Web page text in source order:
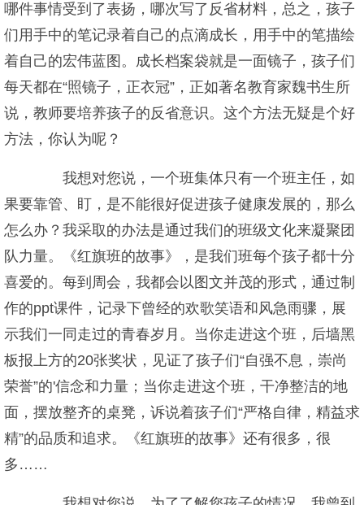
哪件事情受到了表扬，哪次写了反省材料，总之，孩子
们用手中的笔记录着自己的点滴成长，用手中的笔描绘
着自己的宏伟蓝图。成长档案袋就是一面镜子，孩子们
每天都在“照镜子，正衣冠”，正如著名教育家魏书生所
说，教师要培养孩子的反省意识。这个方法无疑是个好
方法，你认为呢？
我想对您说，一个班集体只有一个班主任，如
果要靠管、盯，是不能很好促进孩子健康发展的，那么
怎么办？我采取的办法是通过我们的班级文化来凝聚团
队力量。《红旗班的故事》，是我们班每个孩子都十分
喜爱的。每到周会，我都会以图文并茂的形式，通过制
作的ppt课件，记录下曾经的欢歌笑语和风急雨骤，展
示我们一同走过的青春岁月。当你走进这个班，后墙黑
板报上方的20张奖状，见证了孩子们“自强不息，崇尚
荣誉”的'信念和力量；当你走进这个班，干净整洁的地
面，摆放整齐的桌凳，诉说着孩子们“严格自律，精益求
精”的品质和追求。《红旗班的故事》还有很多，很
多……